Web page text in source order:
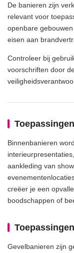
De banieren zijn
relevant voor
openbare
eisen aan
Controleer bij
voorschriften door
Binnenbanieren
aankleding van
creëer je een
boodschappen of
Gevelbanieren zijn